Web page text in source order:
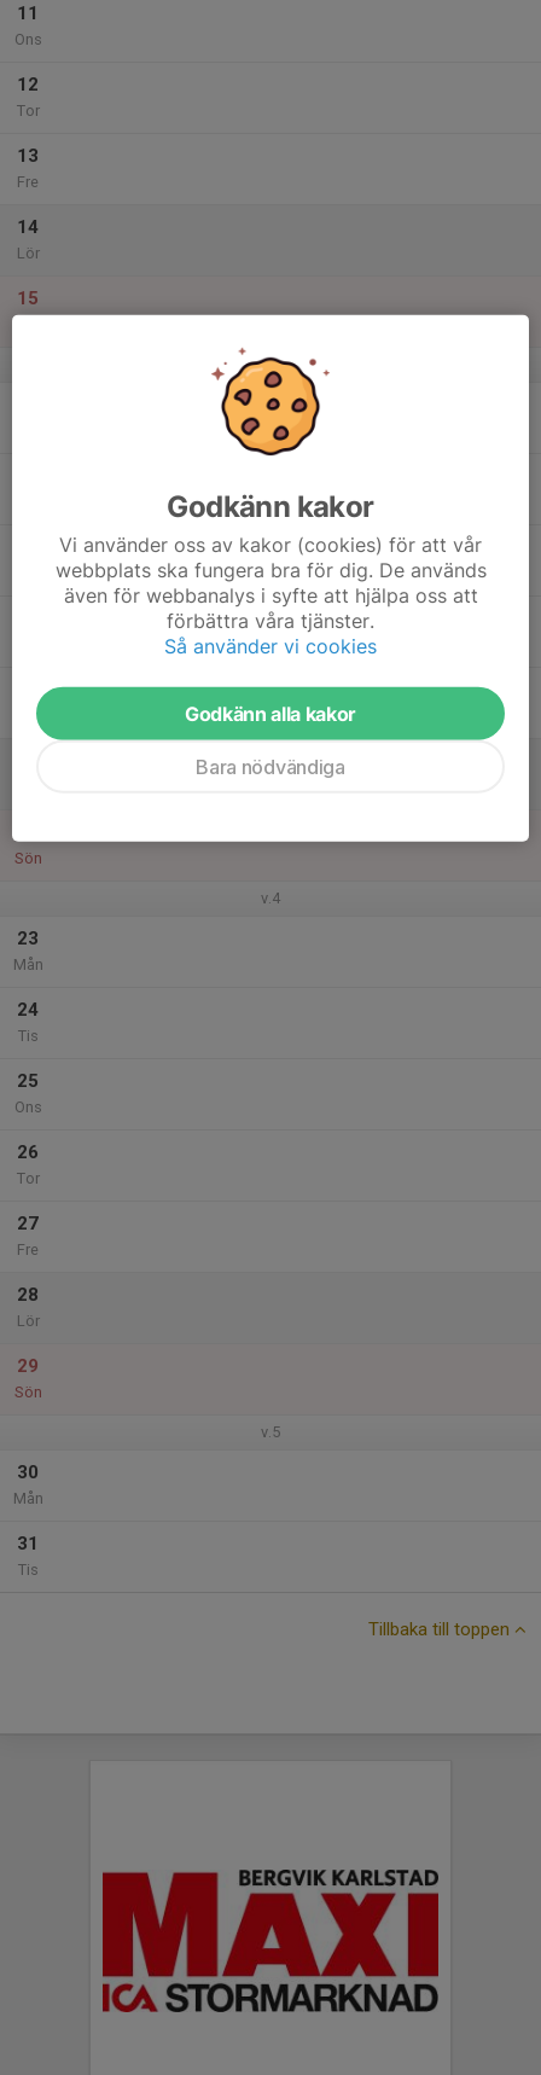
11
Ons
12
Tor
13
Fre
14
Lör
15
v.3
Fre
Sön
v.4
23
Mån
24
Tis
25
Ons
26
Tor
27
Fre
28
Lör
29
Sön
v.5
30
Mån
31
Tis
Tillbaka till toppen
Godkänn kakor
Vi använder oss av kakor (cookies) för att vår
webbplats ska fungera bra för dig. De används
även för webbanalys i syfte att hjälpa oss att
förbättra våra tjänster.
Så använder vi cookies
Godkänn alla kakor
Bara nödvändiga